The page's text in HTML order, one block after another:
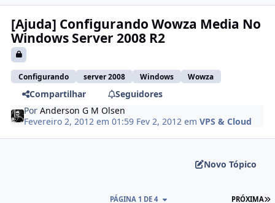
[Ajuda] Configurando Wowza Media No
Windows Server 2008 R2
Configurando server 2008 Windows Wowza
Compartilhar
Seguidores
PorAnderson G M Olsen
Fevereiro 2, 2012 em 01:59 Fev 2, 2012 emVPS & Cloud
Novo Tópico
PRÓXIMA
PÁGINA 1 DE 4